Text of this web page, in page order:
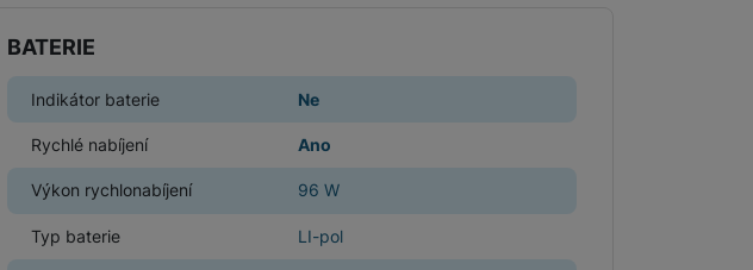
BATERIE
Indikátor baterie Ne
Rychlé nabíjení Ano
Výkon rychlonabíjení 96 W
Typ baterie LI-pol